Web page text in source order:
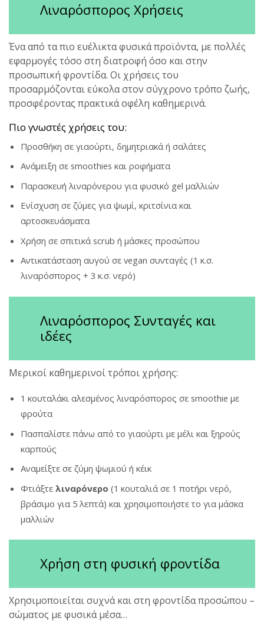
Λιναρόσπορος Χρήσεις
Ένα από τα πιο ευέλικτα φυσικά προϊόντα, με πολλές
εφαρμογές τόσο στη διατροφή όσο και στην
προσωπική φροντίδα. Οι χρήσεις του
προσαρμόζονται εύκολα στον σύγχρονο τρόπο ζωής,
προσφέροντας πρακτικά οφέλη καθημερινά.
Πιο γνωστές χρήσεις του:
Προσθήκη σε γιαούρτι, δημητριακά ή σαλάτες
Ανάμειξη σε smoothies και ροφήματα
Παρασκευή λιναρόνερου για φυσικό gel μαλλιών
Ενίσχυση σε ζύμες για ψωμί, κριτσίνια και
αρτοσκευάσματα
Χρήση σε σπιτικά scrub ή μάσκες προσώπου
Αντικατάσταση αυγού σε vegan συνταγές (1 κ.σ.
λιναρόσπορος + 3 κ.σ. νερό)
Λιναρόσπορος Συνταγές και
ιδέες
Μερικοί καθημερινοί τρόποι χρήσης:
1 κουταλάκι αλεσμένος λιναρόσπορος σε smoothie με
φρούτα
Πασπαλίστε πάνω από το γιαούρτι με μέλι και ξηρούς
καρπούς
Αναμείξτε σε ζύμη ψωμιού ή κέικ
Φτιάξτε λιναρόνερο (1 κουταλιά σε 1 ποτήρι νερό,
βράσιμο για 5 λεπτά) και χρησιμοποιήστε το για μάσκα
μαλλιών
Χρήση στη φυσική φροντίδα
Χρησιμοποιείται συχνά και στη φροντίδα προσώπου –
σώματος με φυσικά μέσα…